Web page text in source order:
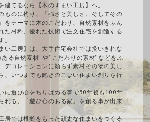
建てるなら【木のすまい工房】へ。
ものに拘り、『強さと美しさ、そしてその
をテーマに木のこだわり、自然素材をふん
た材料、優れた技術で注文住宅を創造する
い工房】は、大手住宅会社では扱いきれな
る自然素材”や”こだわりの素材”などをふ
デコレーションに頼らず素材その物の美し
、いつまでも飽きのこない住まい創りを行
に遊び心をちりばめる事で50年後も100年
れる、『遊び心のある家』を創る事が出来
房では根拠をもった頑丈な住まいをつくる